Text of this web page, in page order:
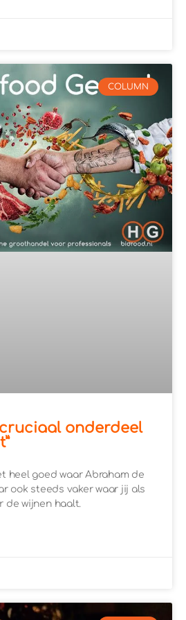
COLUMN
cruciaal onderdeel
heel goed waar Abraham de
ook steeds vaker waar jij als
de wijnen haalt.